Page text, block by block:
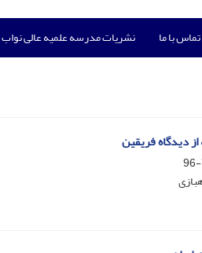
تماس با ما نشریات مدرسه علمیه عالی نواب
دیدگاه فریقین